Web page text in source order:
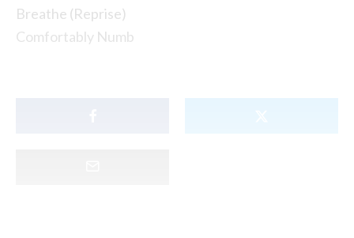
Breathe (Reprise)
Comfortably Numb